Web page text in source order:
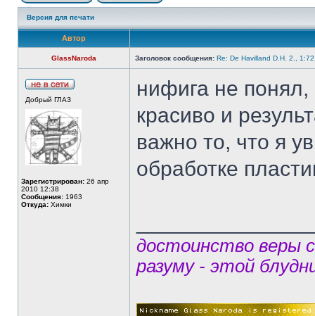
Версия для печати
Автор
GlassNaroda Заголовок сообщения: Re: De Havilland D.H. 2.,
Добрый ГЛАЗ
Зарегистрирован: 26 апр
2010 12:38
Сообщения: 1963
Откуда: Химки
нифига не понял,
красиво и
важно то, что я
обработке
достоинство веры
разуму - этой